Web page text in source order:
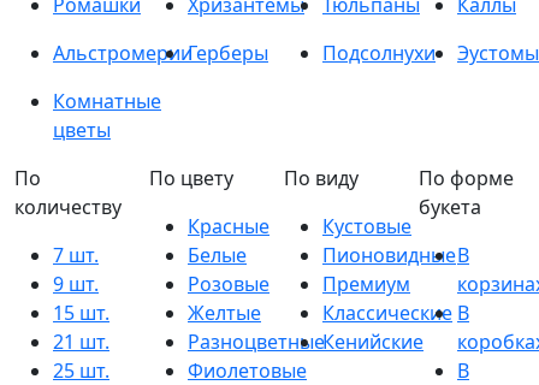
АльстромерииГерберы Подсолнухи
Эустомы
Комнатные
цветы
По
количеству
7 шт.
9 шт.
15 шт.
21 шт.
25 шт.
По цвету
Красные
Белые
Розовые
Желтые
Разноцветные
Фиолетовые
По виду
Кустовые
Пионовидные
Премиум
Классические
Кенийские
По форме
букета
В
В
В